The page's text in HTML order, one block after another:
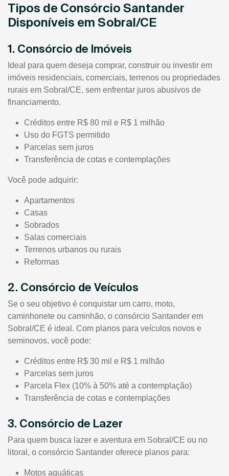
Tipos de Consórcio Santander
Disponíveis em Sobral/CE
1. Consórcio de Imóveis
Ideal para quem deseja comprar, construir ou investir em
imóveis residenciais, comerciais, terrenos ou propriedades
rurais em Sobral/CE, sem enfrentar juros abusivos de
financiamento.
Créditos entre R$ 80 mil e R$ 1 milhão
Uso do FGTS permitido
Parcelas sem juros
Transferência de cotas e contemplações
Você pode adquirir:
Apartamentos
Casas
Sobrados
Salas comerciais
Terrenos urbanos ou rurais
Reformas
2. Consórcio de Veículos
Se o seu objetivo é conquistar um carro, moto,
caminhonete ou caminhão, o consórcio Santander em
Sobral/CE é ideal. Com planos para veículos novos e
seminovos, você pode:
Créditos entre R$ 30 mil e R$ 1 milhão
Parcelas sem juros
Parcela Flex (10% à 50% até a contemplação)
Transferência de cotas e contemplações
3. Consórcio de Lazer
Para quem busca lazer e aventura em Sobral/CE ou no
litoral, o consórcio Santander oferece planos para:
Motos aquáticas